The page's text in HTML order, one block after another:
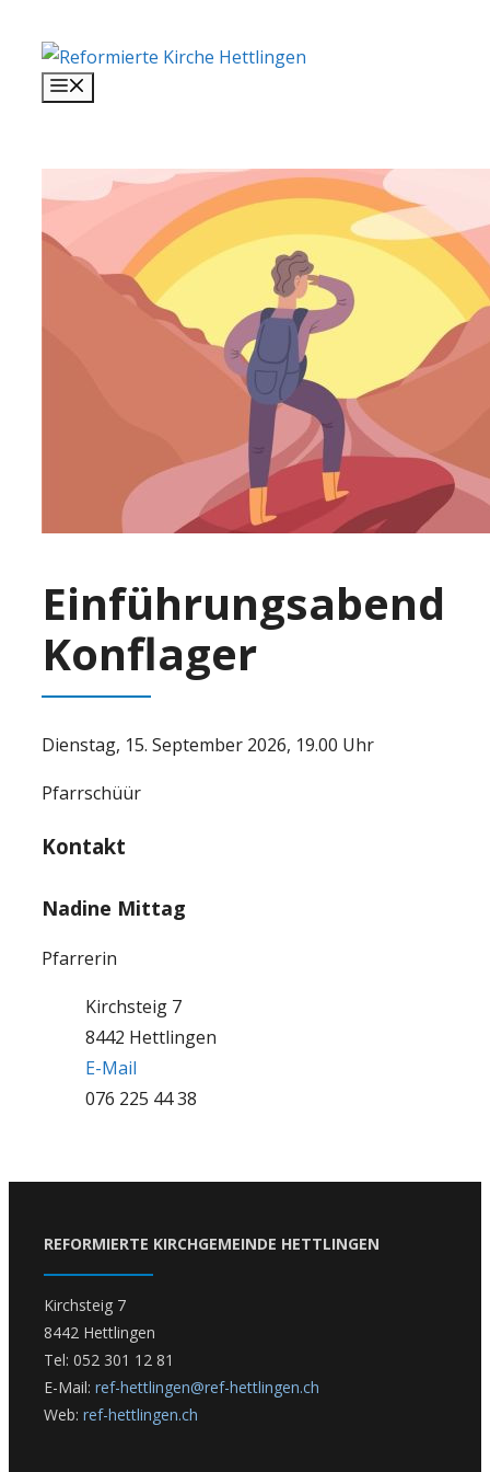
zum
Inhalt
Einführungsabend
Konflager
Dienstag, 15. September 2026, 19.00 Uhr
Pfarrschüür
Kontakt
Nadine Mittag
Pfarrerin
Kirchsteig 7
8442 Hettlingen
E-Mail
076 225 44 38
REFORMIERTE KIRCHGEMEINDE HETTLINGEN
Kirchsteig 7
8442 Hettlingen
Tel: 052 301 12 81
E-Mail: ref-hettlingen@ref-hettlingen.ch
Web: ref-hettlingen.ch